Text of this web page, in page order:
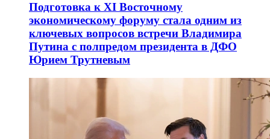
Подготовка к XI Восточному
экономическому форуму стала одним из
ключевых вопросов встречи Владимира
Путина с полпредом президента в ДФО
Юрием Трутневым